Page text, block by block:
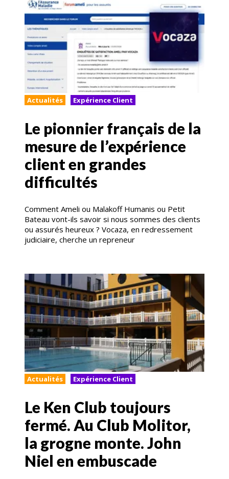
Actualités Expérience Client
Le pionnier français de la
mesure de l’expérience
client en grandes
difficultés
Comment Ameli ou Malakoff Humanis ou Petit
Bateau vont-ils savoir si nous sommes des clients
ou assurés heureux ? Vocaza, en redressement
judiciaire, cherche un repreneur
Actualités Expérience Client
Le Ken Club toujours
fermé. Au Club Molitor,
la grogne monte. John
Niel en embuscade